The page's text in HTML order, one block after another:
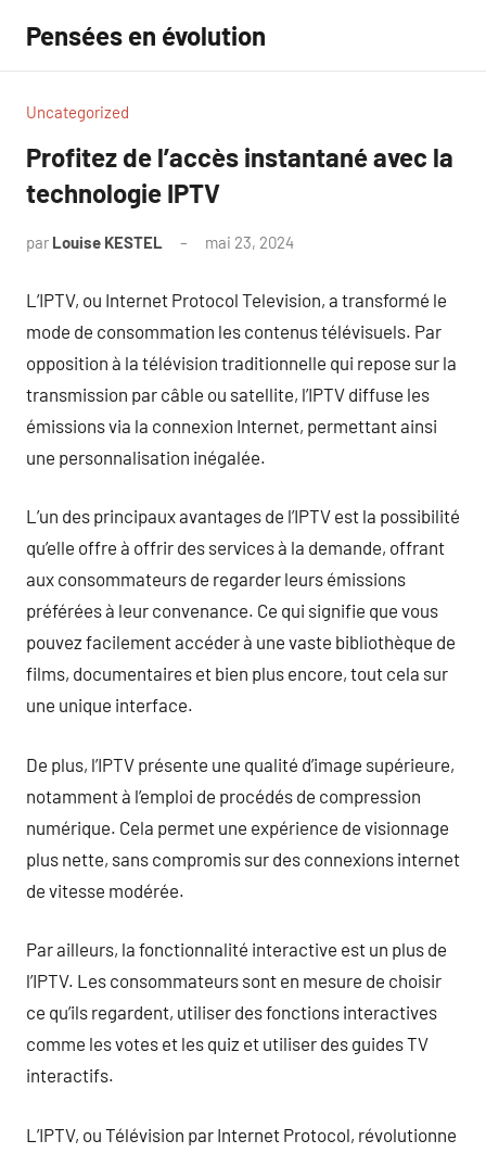
contenu
Pensées en évolution
Uncategorized
Profitez de l’accès instantané avec la
technologie IPTV
par Louise KESTEL mai 23, 2024
L’IPTV, ou Internet Protocol Television, a transformé le
mode de consommation les contenus télévisuels. Par
opposition à la télévision traditionnelle qui repose sur la
transmission par câble ou satellite, l’IPTV diffuse les
émissions via la connexion Internet, permettant ainsi
une personnalisation inégalée.
L’un des principaux avantages de l’IPTV est la possibilité
qu’elle offre à offrir des services à la demande, offrant
aux consommateurs de regarder leurs émissions
préférées à leur convenance. Ce qui signifie que vous
pouvez facilement accéder à une vaste bibliothèque de
films, documentaires et bien plus encore, tout cela sur
une unique interface.
De plus, l’IPTV présente une qualité d’image supérieure,
notamment à l’emploi de procédés de compression
numérique. Cela permet une expérience de visionnage
plus nette, sans compromis sur des connexions internet
de vitesse modérée.
Par ailleurs, la fonctionnalité interactive est un plus de
l’IPTV. Les consommateurs sont en mesure de choisir
ce qu’ils regardent, utiliser des fonctions interactives
comme les votes et les quiz et utiliser des guides TV
interactifs.
L’IPTV, ou Télévision par Internet Protocol, révolutionne